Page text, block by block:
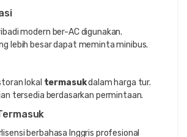
modern ber-AC digunakan.
lebih besar dapat meminta minibus.
lokal termasukdalam harga tur.
tersedia berdasarkan permintaan.
berbahasa Inggris profesional